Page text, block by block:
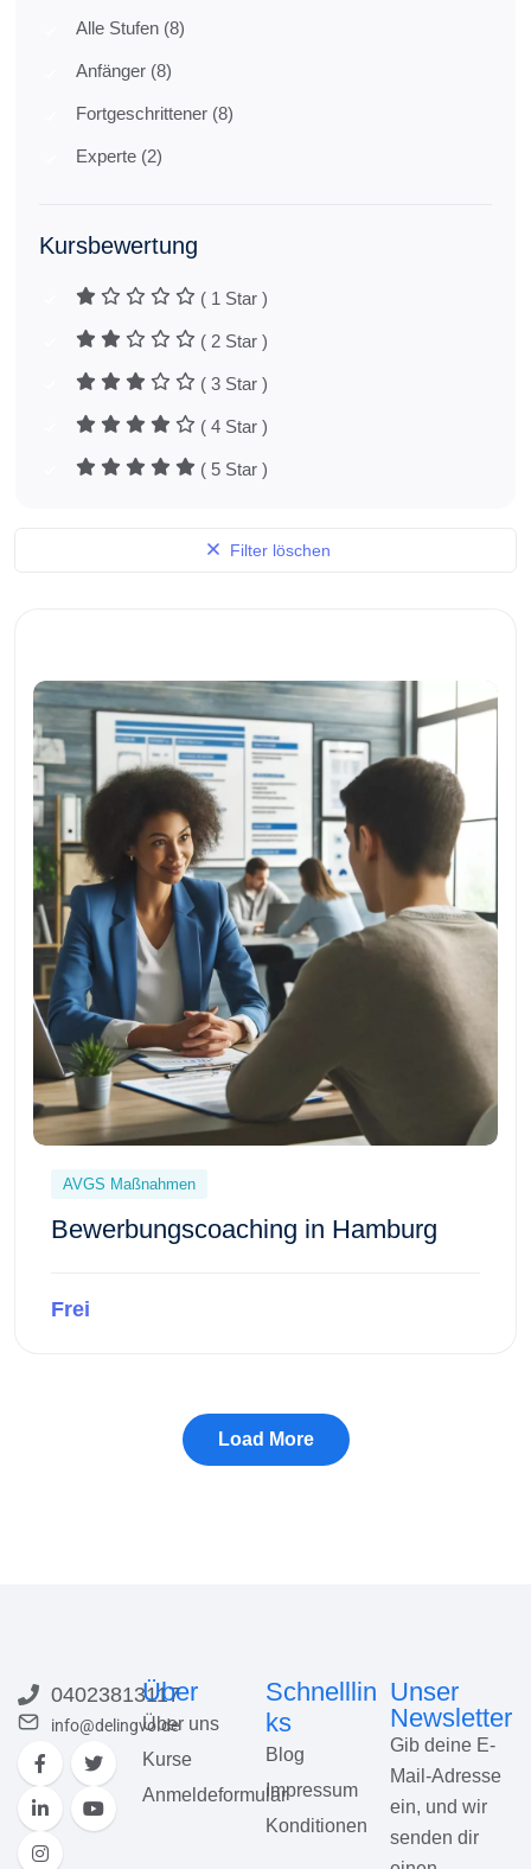
Alle Stufen (8)
Anfänger (8)
Fortgeschrittener (8)
Experte (2)
Kursbewertung
( 1 Star )
( 2 Star )
( 3 Star )
( 4 Star )
( 5 Star )
Filter löschen
AVGS Maßnahmen
Bewerbungscoaching in Hamburg
Frei
04023813117
info@delingvo.de
Über
Über uns
Kurse
Anmeldeformular
Schnelllin
ks
Blog
Impressum
Konditionen
Unser
Newsletter
Gib deine E-
Mail-Adresse
ein, und wir
senden dir